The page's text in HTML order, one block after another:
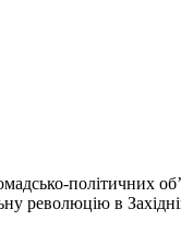
політичних
революцію в